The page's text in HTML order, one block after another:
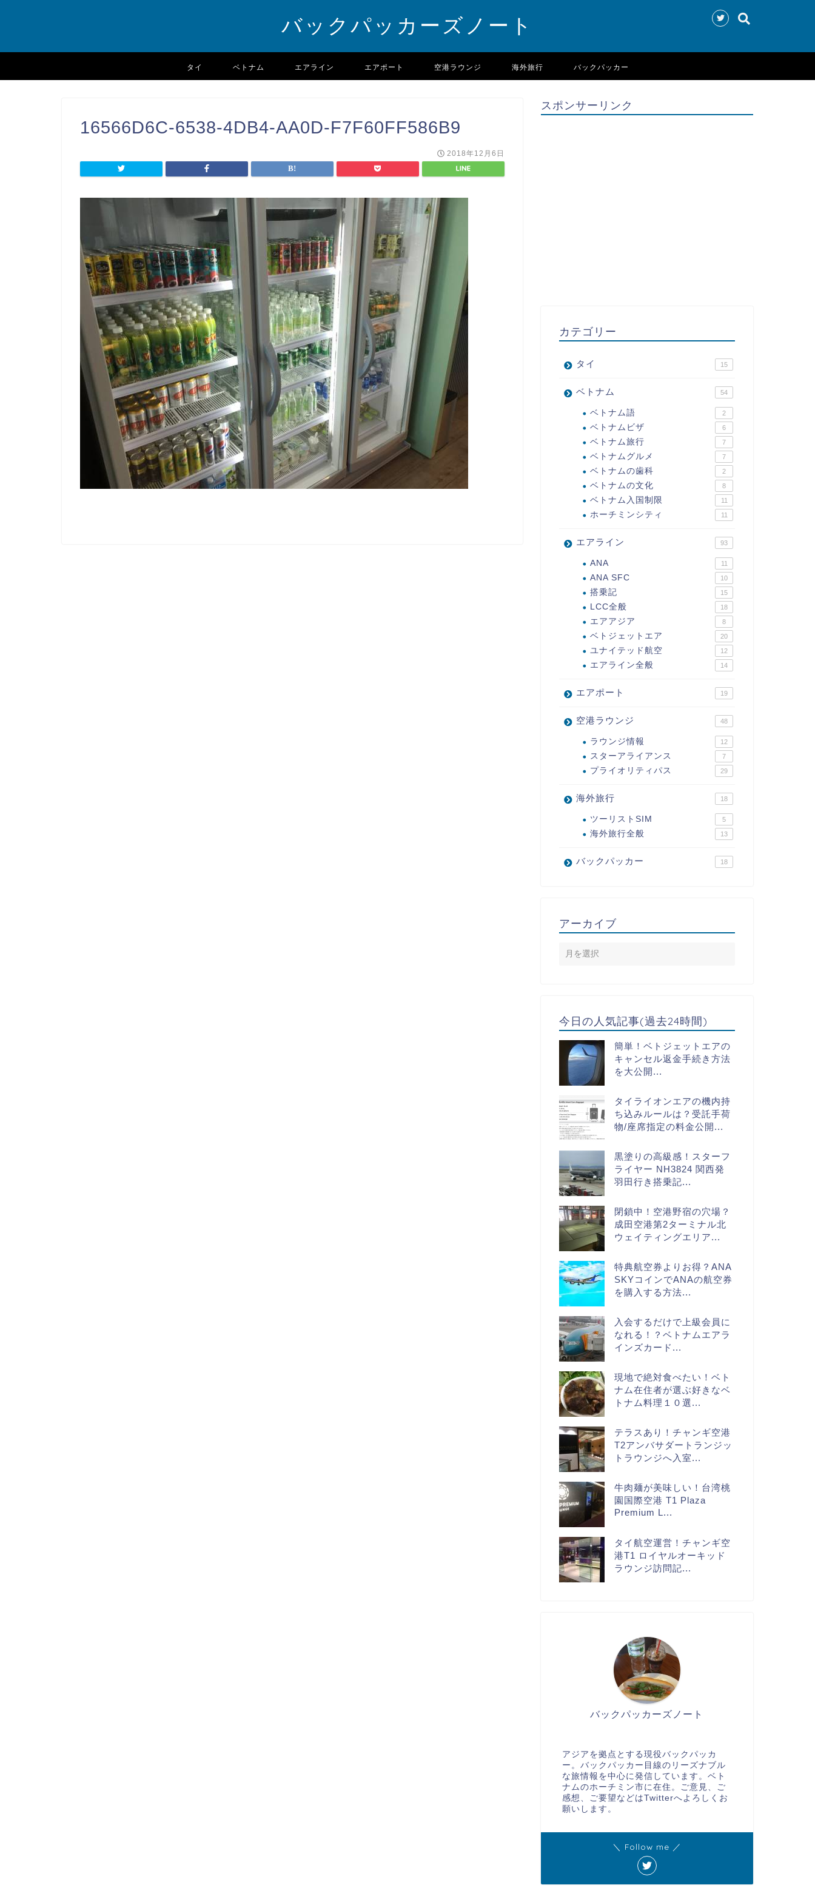
バックパッカーズノート
タイ ベトナム エアライン エアポート 空港ラウンジ 海外旅行 バックパッカー
16566D6C-6538-4DB4-AA0D-F7F60FF586B9
2018年12月6日
スポンサーリンク
カテゴリー
タイ 15
ベトナム 54
ベトナム語 2
ベトナムビザ 6
ベトナム旅行 7
ベトナムグルメ 7
ベトナムの歯科 2
ベトナムの文化 8
ベトナム入国制限 11
ホーチミンシティ 11
エアライン 93
ANA 11
ANA SFC 10
搭乗記 15
LCC全般 18
エアアジア 8
ベトジェットエア 20
ユナイテッド航空 12
エアライン全般 14
エアポート 19
空港ラウンジ 48
ラウンジ情報 12
スターアライアンス 7
プライオリティパス 29
海外旅行 18
ツーリストSIM 5
海外旅行全般 13
バックパッカー 18
アーカイブ
今日の人気記事(過去24時間)
簡単！ベトジェットエアの
キャンセル返金手続き方法
を大公開...
タイライオンエアの機内持
ち込みルールは？受託手荷
物/座席指定の料金公開...
黒塗りの高級感！スターフ
ライヤー NH3824 関西発
羽田行き搭乗記...
閉鎖中！空港野宿の穴場？
成田空港第2ターミナル北
ウェイティングエリア...
特典航空券よりお得？ANA
SKYコインでANAの航空券
を購入する方法...
入会するだけで上級会員に
なれる！？ベトナムエアラ
インズカード...
現地で絶対食べたい！ベト
ナム在住者が選ぶ好きなベ
トナム料理１０選...
テラスあり！チャンギ空港
T2アンバサダートランジッ
トラウンジへ入室...
牛肉麺が美味しい！台湾桃
園国際空港 T1 Plaza
Premium L...
タイ航空運営！チャンギ空
港T1 ロイヤルオーキッド
ラウンジ訪問記...
バックパッカーズノート
アジアを拠点とする現役バックパッカ
ー。バックパッカー目線のリーズナブル
な旅情報を中心に発信しています。ベト
ナムのホーチミン市に在住。ご意見、ご
感想、ご要望などはTwitterへよろしくお
願いします。
＼ Follow me ／